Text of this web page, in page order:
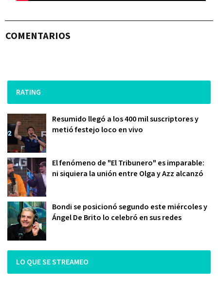
COMENTARIOS
RATING
Resumido llegó a los 400 mil suscriptores y
metió festejo loco en vivo
El fenómeno de "El Tribunero" es imparable:
ni siquiera la unión entre Olga y Azz alcanzó
Bondi se posicionó segundo este miércoles y
Ángel De Brito lo celebró en sus redes
LO QUE SE STREAMEO